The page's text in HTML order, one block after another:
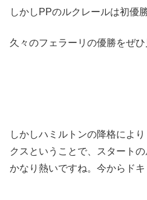
しかしPPのルクレールは初優
久々のフェラーリの優勝をぜひ
しかしハミルトンの降格によ
クスということで、スタート
かなり熱いですね。今からド